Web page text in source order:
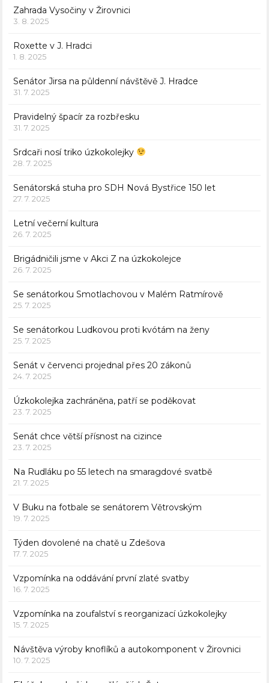
Zahrada Vysočiny v Žirovnici
3. 8. 2025
Roxette v J. Hradci
1. 8. 2025
Senátor Jirsa na půldenní návštěvě J. Hradce
31. 7. 2025
Pravidelný špacír za rozbřesku
31. 7. 2025
Srdcaři nosí triko úzkokolejky
28. 7. 2025
Senátorská stuha pro SDH Nová Bystřice 150 let
27. 7. 2025
Letní večerní kultura
26. 7. 2025
Brigádničili jsme v Akci Z na úzkokolejce
26. 7. 2025
Se senátorkou Smotlachovou v Malém Ratmírově
25. 7. 2025
Se senátorkou Ludkovou proti kvótám na ženy
25. 7. 2025
Senát v červenci projednal přes 20 zákonů
24. 7. 2025
Úzkokolejka zachráněna, patří se poděkovat
23. 7. 2025
Senát chce větší přísnost na cizince
23. 7. 2025
Na Rudláku po 55 letech na smaragdové svatbě
21. 7. 2025
V Buku na fotbale se senátorem Větrovským
19. 7. 2025
Týden dovolené na chatě u Zdešova
17. 7. 2025
Vzpomínka na oddávání první zlaté svatby
16. 7. 2025
Vzpomínka na zoufalství s reorganizací úzkokolejky
15. 7. 2025
Návštěva výroby knoflíků a autokomponent v Žirovnici
10. 7. 2025